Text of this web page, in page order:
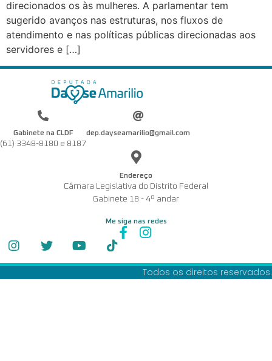
direcionados os às mulheres. A parlamentar tem
sugerido avanços nas estruturas, nos fluxos de
atendimento e nas políticas públicas direcionadas aos
servidores e […]
Gabinete na CLDF
(61) 3348-8180 e 8187
dep.dayseamarilio@gmail.com
Endereço
Câmara Legislativa do Distrito Federal
Gabinete 18 - 4º andar
Me siga nas redes
Todos os direitos reservados.